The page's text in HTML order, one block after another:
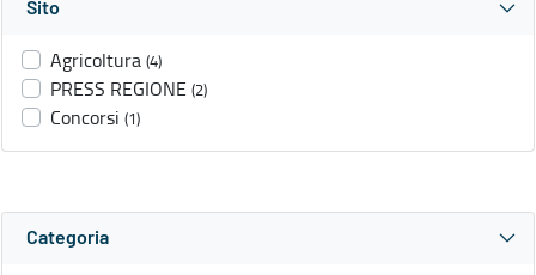
Sito
Agricoltura (4)
PRESS REGIONE (2)
Concorsi (1)
Categoria